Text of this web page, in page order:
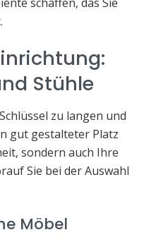
Stühle
zu langen und
gut gestalteter Platz
sondern auch Ihre
Sie bei der Auswahl
Möbel